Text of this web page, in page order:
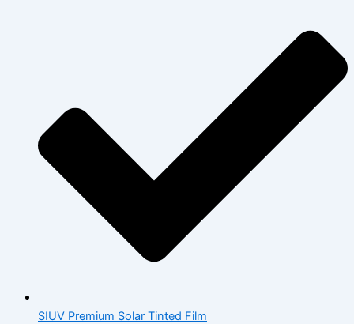
SIUV Premium Solar Tinted Film